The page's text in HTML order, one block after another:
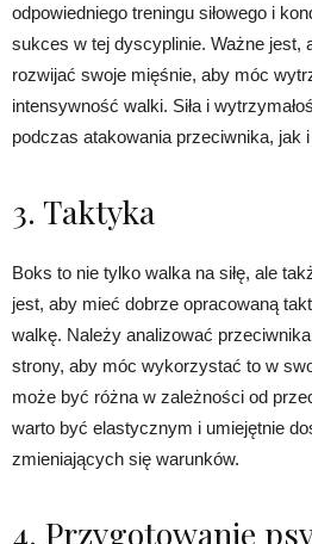
odpowiedniego treningu siłowego i
sukces w tej dyscyplinie. Ważne jest,
rozwijać swoje mięśnie, aby móc
intensywność walki. Siła i
podczas atakowania przeciwnika, jak
3. Taktyka
Boks to nie tylko walka na siłę, ale
jest, aby mieć dobrze opracowaną
walkę. Należy analizować
strony, aby móc wykorzystać to w
może być różna w zależności od
warto być elastycznym i umiejętnie
zmieniających się warunków.
4. Przygotowanie